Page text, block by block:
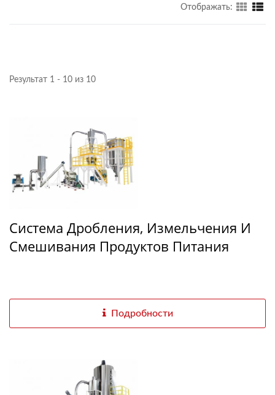
Отображать:
Результат 1 - 10 из 10
Система Дробления, Измельчения И
Смешивания Продуктов Питания
Подробности